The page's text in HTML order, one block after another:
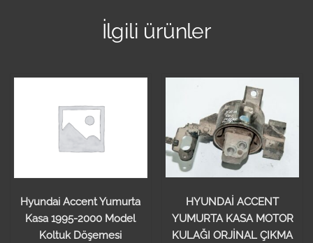
İlgili ürünler
Hyundai Accent Yumurta
Kasa 1995-2000 Model
Koltuk Döşemesi
HYUNDAİ ACCENT
YUMURTA KASA MOTOR
KULAĞI ORJİNAL ÇIKMA